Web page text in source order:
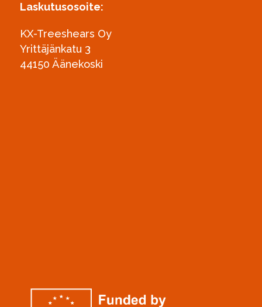
Laskutusosoite:
KX-Treeshears Oy
Yrittäjänkatu 3
44150 Äänekoski